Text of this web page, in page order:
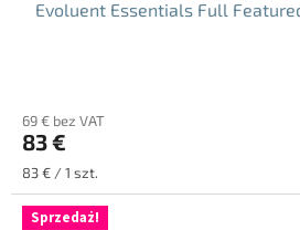
Evoluent Essentials Full
69 € bez VAT
83 €
Cena
jednostkowa:
83 € / 1 szt.
Sprzedaż!